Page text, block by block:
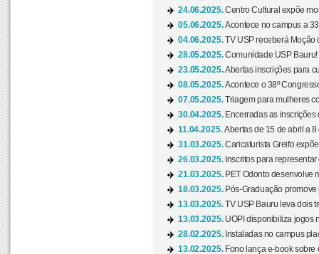
24.06.2025.Centro Cultural expõe
05.06.2025.Acontece no campus a
04.06.2025.TV USP receberá Moção
28.05.2025.Comunidade USP Bauru!
23.05.2025.Abertas inscrições para
08.05.2025.Acontece o 38º
07.05.2025.Triagem para mulheres
30.04.2025. Encerradas as inscrições
11.04.2025.Abertas de 15 de abril a
31.03.2025.Caricaturista Greifo
26.03.2025. Inscritos para
21.03.2025. PET Odonto desenvolve
18.03.2025. Pós-Graduação
13.03.2025.TV USP Bauru leva dois
13.03.2025. UOPI disponibiliza jogos
28.02.2025. Instaladas no campus
13.02.2025. Fono lança e-book sobre